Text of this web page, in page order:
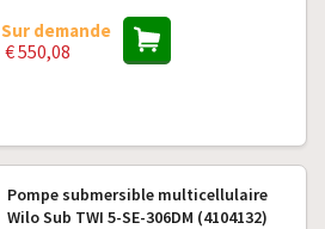
Sur demande
€ 550,08
Pompe submersible multicellulaire
Wilo Sub TWI 5-SE-306DM (4104132)